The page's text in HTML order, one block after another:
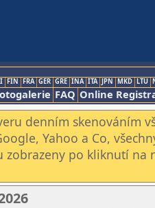
FIN FRA GER GRE INA ITA JPN MKD LTU
FAQ Online
denním skenováním
Yahoo a Co,
po kliknutí na